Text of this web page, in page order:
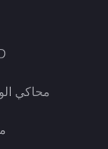
سينما الواقع الافتراضي 9D